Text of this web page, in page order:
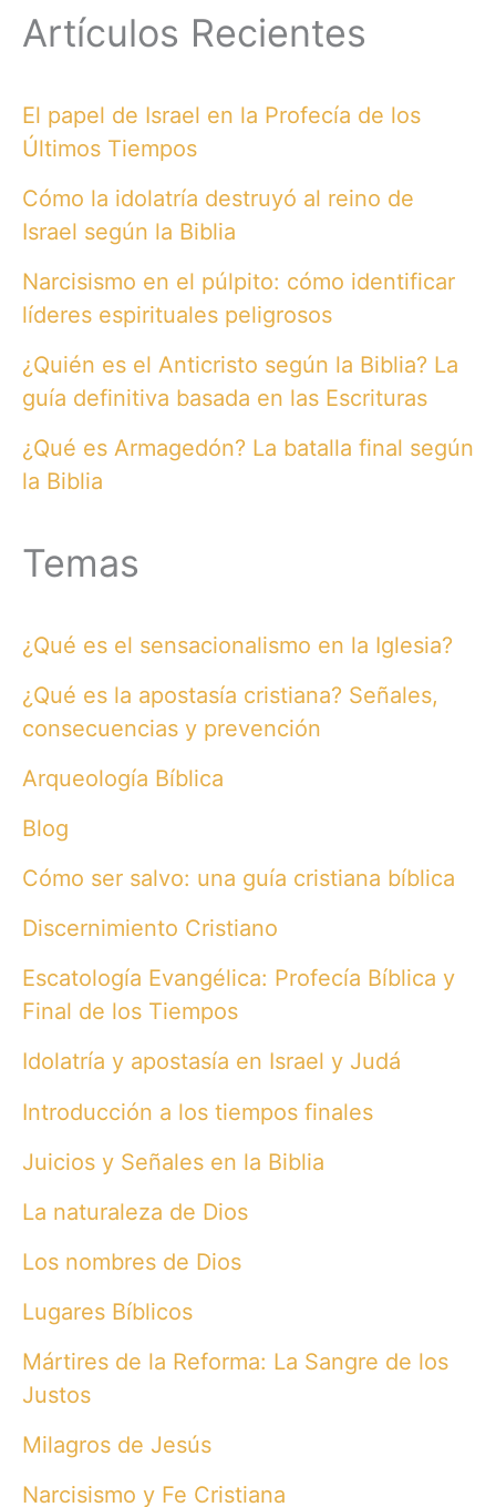
Artículos Recientes
El papel de Israel en la Profecía de los
Últimos Tiempos
Cómo la idolatría destruyó al reino de
Israel según la Biblia
Narcisismo en el púlpito: cómo identificar
líderes espirituales peligrosos
¿Quién es el Anticristo según la Biblia? La
guía definitiva basada en las Escrituras
¿Qué es Armagedón? La batalla final según
la Biblia
Temas
¿Qué es el sensacionalismo en la Iglesia?
¿Qué es la apostasía cristiana? Señales,
consecuencias y prevención
Arqueología Bíblica
Blog
Cómo ser salvo: una guía cristiana bíblica
Discernimiento Cristiano
Escatología Evangélica: Profecía Bíblica y
Final de los Tiempos
Idolatría y apostasía en Israel y Judá
Introducción a los tiempos finales
Juicios y Señales en la Biblia
La naturaleza de Dios
Los nombres de Dios
Lugares Bíblicos
Mártires de la Reforma: La Sangre de los
Justos
Milagros de Jesús
Narcisismo y Fe Cristiana